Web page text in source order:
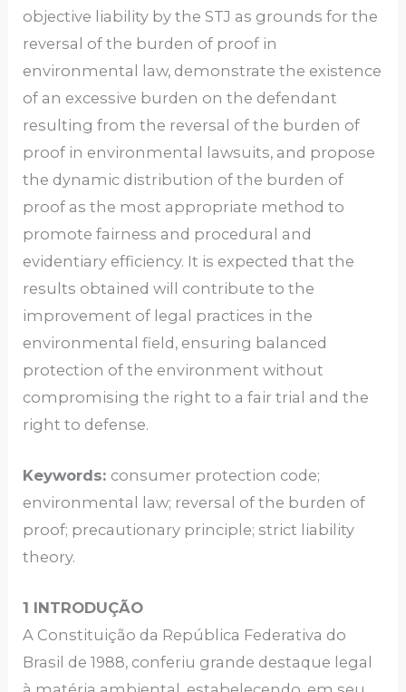
objective liability by the STJ as grounds for the
reversal of the burden of proof in
environmental law, demonstrate the existence
of an excessive burden on the defendant
resulting from the reversal of the burden of
proof in environmental lawsuits, and propose
the dynamic distribution of the burden of
proof as the most appropriate method to
promote fairness and procedural and
evidentiary efficiency. It is expected that the
results obtained will contribute to the
improvement of legal practices in the
environmental field, ensuring balanced
protection of the environment without
compromising the right to a fair trial and the
right to defense.
Keywords: consumer protection code;
environmental law; reversal of the burden of
proof; precautionary principle; strict liability
theory.
1 INTRODUÇÃO
A Constituição da República Federativa do
Brasil de 1988, conferiu grande destaque legal